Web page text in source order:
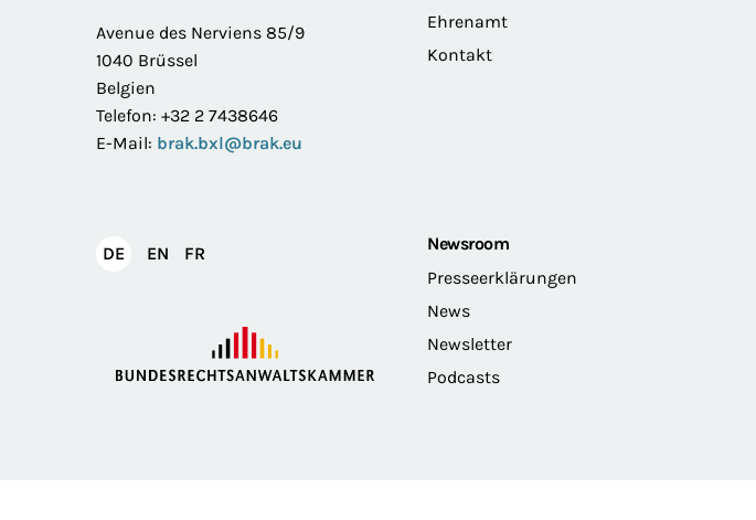
Avenue des Nerviens 85/9
1040 Brüssel
Belgien
Telefon: +32 2 7438646
E-Mail: brak.bxl@brak.eu
Ehrenamt
Kontakt
DEDeutsch
EN English
FR
Newsroom
Presseerklärungen
News
Newsletter
Podcasts